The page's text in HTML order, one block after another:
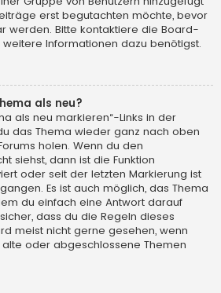
erst begutachten möchte, bevor
werden. Bitte kontaktiere die Board-
Informationen dazu benötigst.
als neu?
als neu markieren“-Links in der
das Thema wieder ganz nach oben
holen. Wenn du den
siehst, dann ist die Funktion
oder seit der letzten Markierung ist
Es ist auch möglich, das Thema
du einfach eine Antwort darauf
dass du die Regeln dieses
meist nicht gerne gesehen, wenn
oder abgeschlossene Themen